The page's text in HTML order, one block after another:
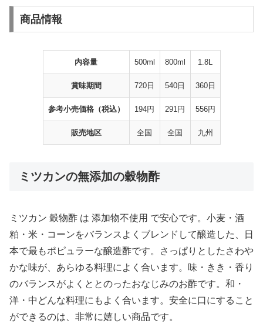
商品情報
内容量 500ml 800ml 1.8L
賞味期間 720日 540日 360日
参考小売価格（税込） 194円 291円 556円
販売地区 全国 全国 九州
ミツカンの無添加の穀物酢
ミツカン 穀物酢 は 添加物不使用 で安心です。小麦・酒
粕・米・コーンをバランスよくブレンドして醸造した、日
本で最もポピュラーな醸造酢です。さっぱりとしたさわや
かな味が、あらゆる料理によく合います。 味・きき・香り
のバランスがよくととのったおなじみのお酢です。和・
洋・中どんな料理にもよく合います。安全に口にすること
ができるのは、非常に嬉しい商品です。